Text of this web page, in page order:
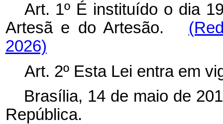
Art. 1º É instituído o dia
Artesã e do Artesão.
2026)
Art. 2º Esta Lei entra em
Brasília, 14 de maio de
República.